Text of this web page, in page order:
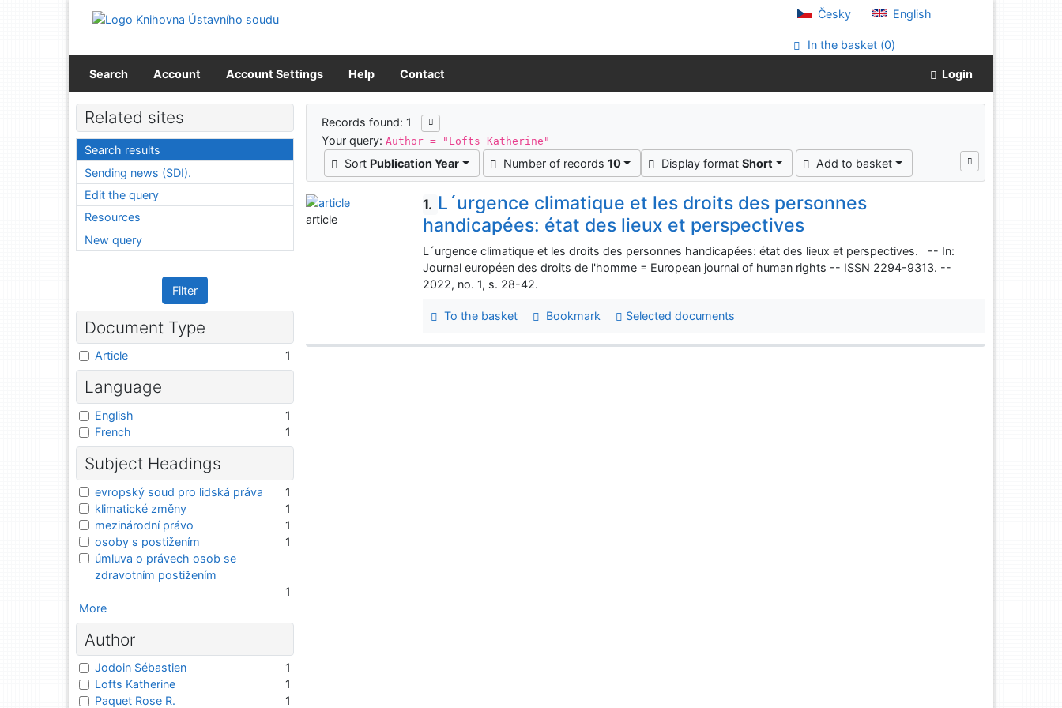
Go to menu
Česky English
In the basket (0)
Search Account Account Settings Help Contact Login
Search results
Records found: 1
Your query:Author = "Lofts Katherine"
Sort Publication Year Number of records 10 Display format Short Add to basket
1. L´urgence climatique et les droits des personnes
handicapées: état des lieux et perspectives
L´urgence climatique et les droits des personnes handicapées: état des lieux et perspectives. -- In:
Journal européen des droits de l'homme = European journal of human rights -- ISSN 2294-9313. --
2022, no. 1, s. 28-42.
To the basket Bookmark Selected documents
article
Related sites
Search results
Sending news (SDI).
Edit the query
Resources
New query
Filter
Document Type
Article 1
Language
English
1
French
1
Subject Headings
evropský soud pro lidská práva
1
klimatické změny
1
mezinárodní právo
1
osoby s postižením
1
úmluva o právech osob se
zdravotním postižením
1
More
Author
Jodoin Sébastien
1
Lofts Katherine
1
Paquet Rose R.
1